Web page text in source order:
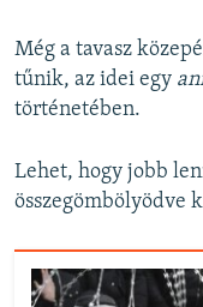
Még a tavasz
tűnik, az idei egy
történetében.
Lehet, hogy jobb
összegömbölyödve